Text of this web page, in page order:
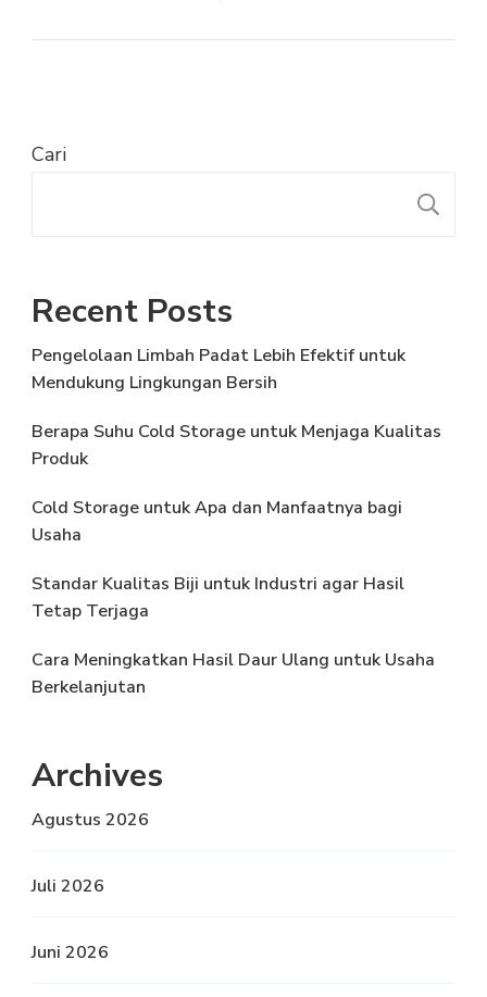
Cari
Recent Posts
Pengelolaan Limbah Padat Lebih Efektif untuk
Mendukung Lingkungan Bersih
Berapa Suhu Cold Storage untuk Menjaga Kualitas
Produk
Cold Storage untuk Apa dan Manfaatnya bagi
Usaha
Standar Kualitas Biji untuk Industri agar Hasil
Tetap Terjaga
Cara Meningkatkan Hasil Daur Ulang untuk Usaha
Berkelanjutan
Archives
Agustus 2026
Juli 2026
Juni 2026